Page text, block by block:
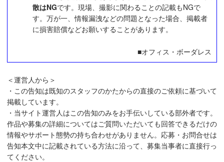
散はNGです。現場、撮影に関わることの記載もNGで
す。万が一、情報漏洩などの問題となった場合、掲載者
に損害賠償などお願いすることがあります。
■オフィス・ボーダレス
＜運営人から＞
・この告知は既知のスタッフのかたからの直接のご依頼に基づいて
掲載しています。
・当サイト運営人はこの告知のみをお手伝いしている部外者です。
作品や募集の詳細についてはご質問いただいても回答できるだけの
情報やサポート態勢の持ち合わせがありません。応募・お問合せは
告知本文中に記載されている方法に沿って、募集当事者に直接行っ
てください。